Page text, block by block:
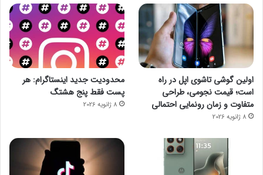
اولین گوشی تاشوی اپل در راه
است؛ قیمت نجومی، طراحی
متفاوت و زمان رونمایی احتمالی
8 ژانویه 2026
محدودیت جدید اینستاگرام: هر
پست فقط پنج هشتگ
8 ژانویه 2026